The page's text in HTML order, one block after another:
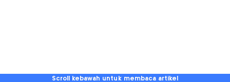
Scroll kebawah untuk membaca artikel